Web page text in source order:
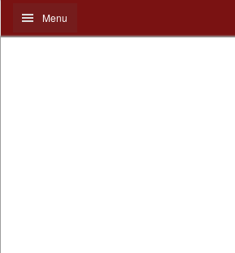
Menu